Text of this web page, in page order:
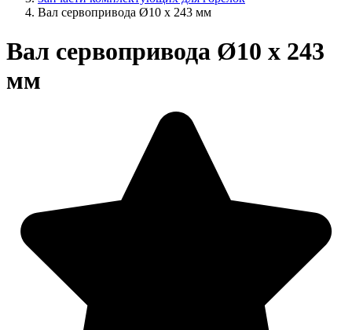
Вал сервопривода Ø10 x 243 мм
Вал сервопривода Ø10 x 243
мм